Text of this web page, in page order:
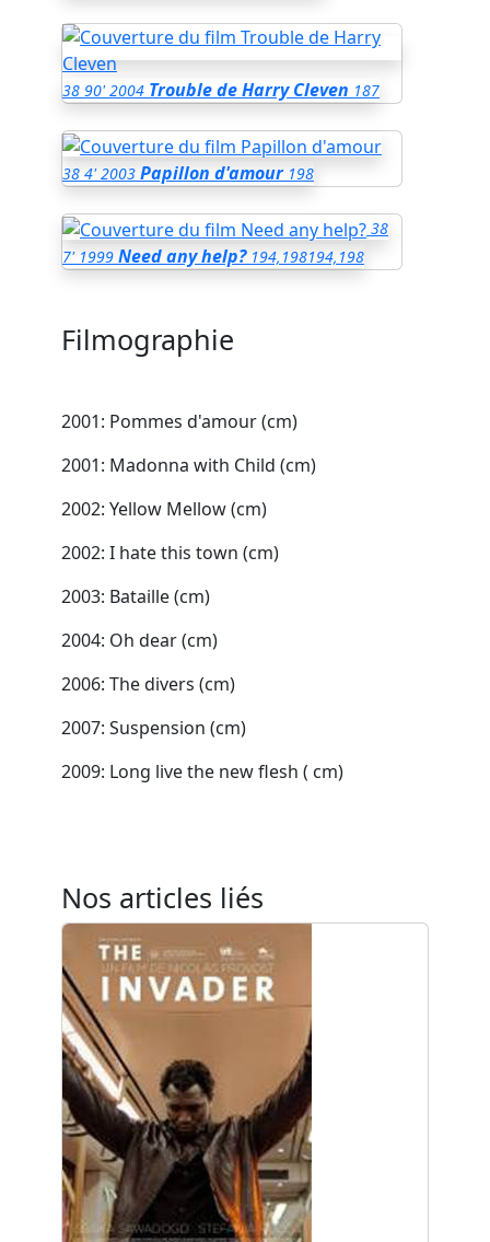
38 90' 2004 Trouble de Harry Cleven 187
38 4' 2003 Papillon d'amour 198
38
7' 1999 Need any help? 194,198194,198
Filmographie
2001: Pommes d'amour (cm)
2001: Madonna with Child (cm)
2002: Yellow Mellow (cm)
2002: I hate this town (cm)
2003: Bataille (cm)
2004: Oh dear (cm)
2006: The divers (cm)
2007: Suspension (cm)
2009: Long live the new flesh ( cm)
Nos articles liés